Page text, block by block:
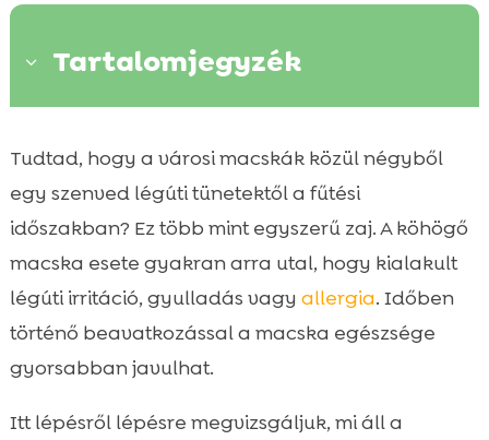
3 Tartalomjegyzék
különbözik a tüsszentéstől?
 Leggyakoribb okok: légúti fertőzések és
gyulladások
 Allergiák és irritációk a lakásban
 Asztma macskáknál: jelek, diagnózis,
kezelés
Szívférgesség és paraziták mint ritkább
 macska köhögés
Tudtad, hogy a városi macskák közül négyből
egy szenved légúti tünetektől a fűtési
időszakban? Ez több mint egyszerű zaj. A köhögő
macska esete gyakran arra utal, hogy kialakult
légúti irritáció, gyulladás vagy allergia. Időben
történő beavatkozással a macska egészsége
gyorsabban javulhat.
Itt lépésről lépésre megvizsgáljuk, mi áll a